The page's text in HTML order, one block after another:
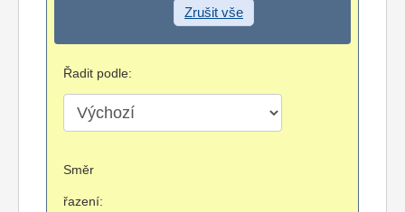
Zrušit vše
Řadit podle:
Směr
řazení: